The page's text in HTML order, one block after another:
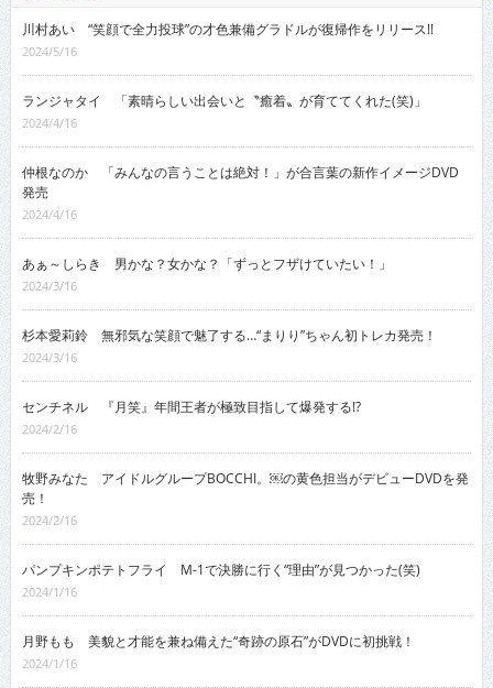
川村あい “笑顔で全力投球”の才色兼備グラドルが復帰作をリリース!!
2024/5/16
ランジャタイ 「素晴らしい出会いと〝癒着〟が育ててくれた(笑)」
2024/4/16
仲根なのか 「みんなの言うことは絶対！」が合言葉の新作イメージDVD
発売
2024/4/16
あぁ～しらき 男かな？女かな？「ずっとフザけていたい！」
2024/3/16
杉本愛莉鈴 無邪気な笑顔で魅了する…“まりり”ちゃん初トレカ発売！
2024/3/16
センチネル 『月笑』年間王者が極致目指して爆発する!?
2024/2/16
牧野みなた アイドルグループBOCCHI。￼の黄色担当がデビューDVDを発
売！
2024/2/16
パンプキンポテトフライ M-1で決勝に行く“理由”が見つかった(笑)
2024/1/16
月野もも 美貌と才能を兼ね備えた“奇跡の原石”がDVDに初挑戦！
2024/1/16